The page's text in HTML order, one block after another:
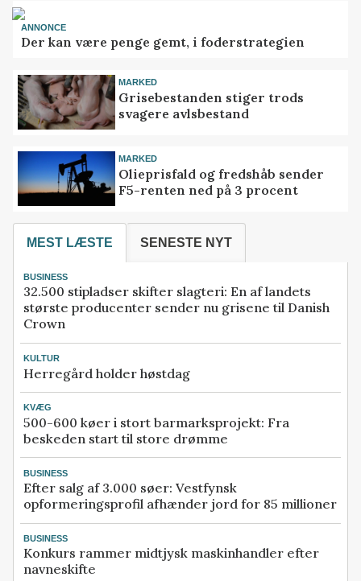
ANNONCE
Der kan være penge gemt, i foderstrategien
MARKED
Grisebestanden stiger trods
svagere avlsbestand
MARKED
Olieprisfald og fredshåb sender
F5-renten ned på 3 procent
MEST LÆSTE SENESTE NYT
BUSINESS
32.500 stipladser skifter slagteri: En af landets
største producenter sender nu grisene til Danish
Crown
KULTUR
Herregård holder høstdag
KVÆG
500-600 køer i stort barmarksprojekt: Fra
beskeden start til store drømme
BUSINESS
Efter salg af 3.000 søer: Vestfynsk
opformeringsprofil afhænder jord for 85 millioner
BUSINESS
Konkurs rammer midtjysk maskinhandler efter
navneskifte